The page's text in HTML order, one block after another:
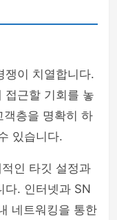
쟁이 치열합니다.
접근할 기회를 놓
층을 명확히 하
있습니다.
인 타깃 설정과
다. 인터넷과 SN
네트워킹을 통한